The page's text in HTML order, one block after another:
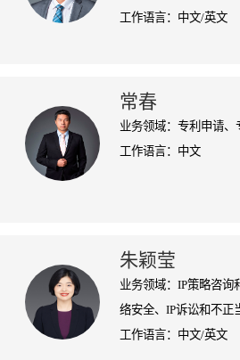
工作语言：中文/英文
常春
业务领域：专利申请、
工作语言：中文
朱颖莹
业务领域：IP策略咨询
络安全、IP诉讼和不正
工作语言：中文/英文